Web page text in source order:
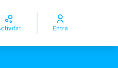
Activitat Entra